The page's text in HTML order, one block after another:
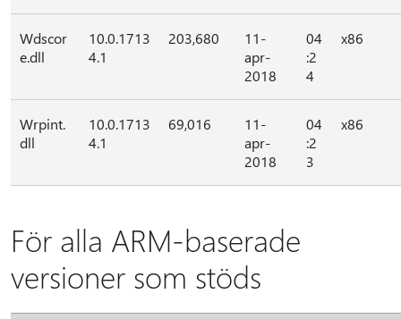
Wdscor
e.dll
10.0.1713
4.1
203,680
11-
apr-
2018
04
:2
4
x86
Wrpint.
dll
10.0.1713
4.1
69,016
11-
apr-
2018
04
:2
3
x86
För alla ARM-baserade
versioner som stöds